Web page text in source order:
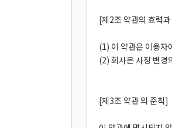
[제2조 약관의 효력
(1) 이 약관은 이용자
(2) 회사은 사정 변경
[제3조 약관 외 준칙]